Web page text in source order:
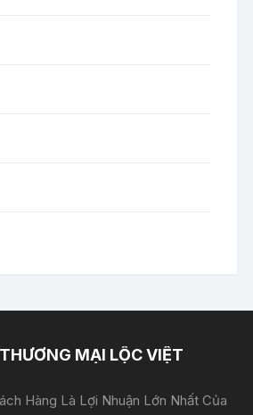
MẠI LỘC VIỆT
Hàng Là Lợi Nhuận Lớn Nhất Của